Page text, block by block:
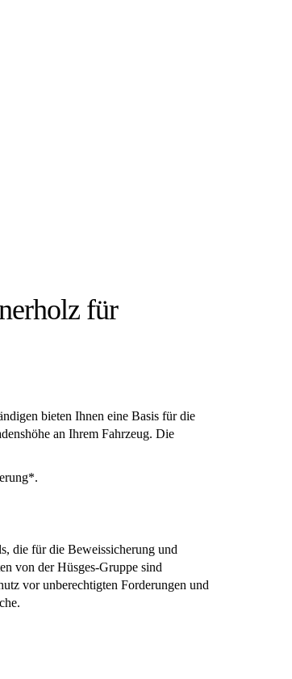
für
bieten Ihnen eine Basis für die
an Ihrem Fahrzeug. Die
die für die Beweissicherung und
von der Hüsges-Gruppe sind
vor unberechtigten Forderungen und